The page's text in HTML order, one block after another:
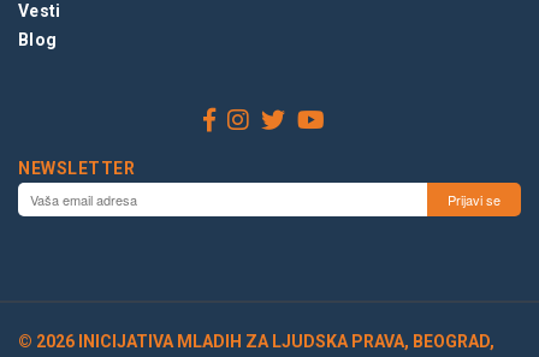
Vesti
Blog
NEWSLETTER
© 2026 INICIJATIVA MLADIH ZA LJUDSKA PRAVA, BEOGRAD,